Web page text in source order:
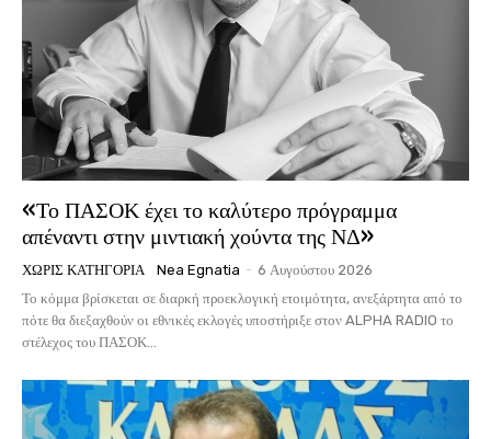
«Το ΠΑΣΟΚ έχει το καλύτερο πρόγραμμα
απέναντι στην μιντιακή χούντα της ΝΔ»
ΧΩΡΊΣ ΚΑΤΗΓΟΡΊΑ Nea Egnatia - 6 Αυγούστου 2026
Το κόμμα βρίσκεται σε διαρκή προεκλογική ετοιμότητα, ανεξάρτητα από το
πότε θα διεξαχθούν οι εθνικές εκλογές υποστήριξε στον ALPHA RADIO το
στέλεχος του ΠΑΣΟΚ...